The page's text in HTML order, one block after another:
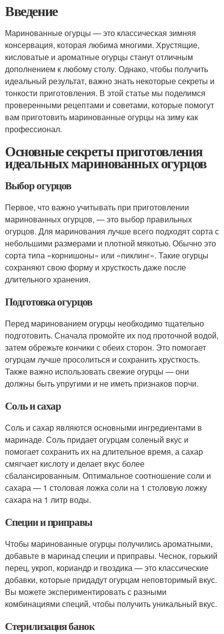
Введение
Маринованные огурцы — это классическая зимняя
консервация, которая любима многими. Хрустящие,
кисловатые и ароматные огурцы станут отличным
дополнением к любому столу. Однако, чтобы получить
идеальный результат, важно знать некоторые секреты и
тонкости приготовления. В этой статье мы поделимся
проверенными рецептами и советами, которые помогут
вам приготовить маринованные огурцы на зиму как
профессионал.
Основные секреты приготовления
идеальных маринованных огурцов
Выбор огурцов
Первое, что важно учитывать при приготовлении
маринованных огурцов, — это выбор правильных
огурцов. Для маринования лучше всего подходят сорта с
небольшими размерами и плотной мякотью. Обычно это
сорта типа «корнишоны» или «пиклинг». Такие огурцы
сохраняют свою форму и хрусткость даже после
длительного хранения.
Подготовка огурцов
Перед маринованием огурцы необходимо тщательно
подготовить. Сначала промойте их под проточной водой,
затем обрежьте кончики с обеих сторон. Это помогает
огурцам лучше просолиться и сохранить хрусткость.
Также важно использовать свежие огурцы — они
должны быть упругими и не иметь признаков порчи.
Соль и сахар
Соль и сахар являются основными ингредиентами в
маринаде. Соль придает огурцам соленый вкус и
помогает сохранить их на длительное время, а сахар
смягчает кислоту и делает вкус более
сбалансированным. Оптимальное соотношение соли и
сахара — 1 столовая ложка соли на 1 столовую ложку
сахара на 1 литр воды.
Специи и приправы
Чтобы маринованные огурцы получились ароматными,
добавьте в маринад специи и приправы. Чеснок, горький
перец, укроп, кориандр и гвоздика — это классические
добавки, которые придадут огурцам неповторимый вкус.
Вы можете экспериментировать с разными
комбинациями специй, чтобы получить уникальный вкус.
Стерилизация банок